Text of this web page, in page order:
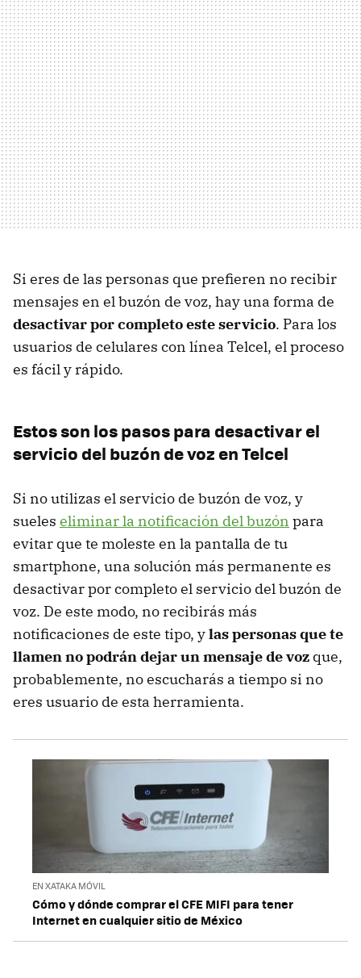
Si eres de las personas que prefieren no recibir
mensajes en el buzón de voz, hay una forma de
desactivar por completo este servicio. Para los
usuarios de celulares con línea Telcel, el proceso
es fácil y rápido.
Estos son los pasos para desactivar el
servicio del buzón de voz en Telcel
Si no utilizas el servicio de buzón de voz, y
sueles eliminar la notificación del buzón para
evitar que te moleste en la pantalla de tu
smartphone, una solución más permanente es
desactivar por completo el servicio del buzón de
voz. De este modo, no recibirás más
notificaciones de este tipo, ylas personas que te
llamen no podrán dejar un mensaje de voz que,
probablemente, no escucharás a tiempo si no
eres usuario de esta herramienta.
EN XATAKA MÓVIL
Cómo y dónde comprar el CFE MIFI para tener
Internet en cualquier sitio de México